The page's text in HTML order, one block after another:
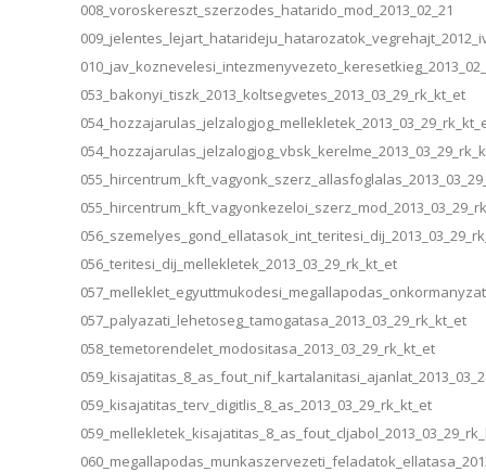
008_voroskereszt_szerzodes_hatarido_mod_2013_02_21
053_bakonyi_tiszk_2013_koltsegvetes_2013_03_29_rk_kt_et
056_teritesi_dij_mellekletek_2013_03_29_rk_kt_et
057_palyazati_lehetoseg_tamogatasa_2013_03_29_rk_kt_et
058_temetorendelet_modositasa_2013_03_29_rk_kt_et
059_kisajatitas_terv_digitlis_8_as_2013_03_29_rk_kt_et